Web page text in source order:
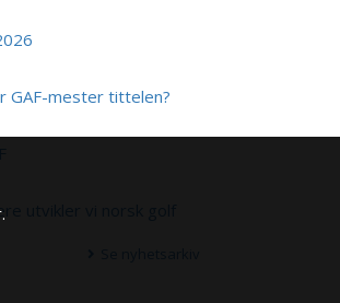
GAF-mester tittelen?
utvikler vi norsk golf